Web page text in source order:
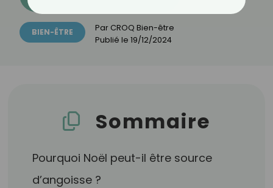
BIEN-ÊTRE Par CROQ Bien-être
Publié le 19/12/2024
Sommaire
Pourquoi Noël peut-il être source
d’angoisse ?